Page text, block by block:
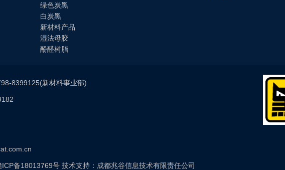
绿色炭黑
白炭黑
新材料产品
湿法母胶
酚醛树脂
8399125(新材料事业部)
ICP备18013769号 技术支持：成都兆谷信息技术有限责任公司